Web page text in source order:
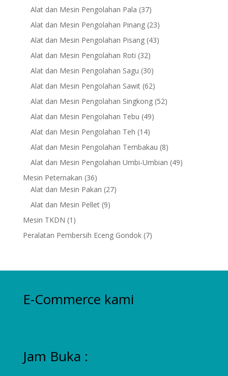
Alat dan Mesin Pengolahan Pala 3737
products
Alat dan Mesin Pengolahan Pinang 2323
products
Alat dan Mesin Pengolahan Pisang 4343
Alat dan Mesin Pengolahan Roti 3232
products
Alat dan Mesin Pengolahan Sagu 3030
products
Alat dan Mesin Pengolahan Sawit 6262
products
Alat dan Mesin Pengolahan Singkong 5252
Alat dan Mesin Pengolahan Tebu 4949
Alat dan Mesin Pengolahan Teh 1414
products
Alat dan Mesin Pengolahan Tembakau 88
products
Alat dan Mesin Pengolahan Umbi-Umbian 4949
Mesin Peternakan 3636
products
Alat dan Mesin Pakan 2727
Alat dan Mesin Pellet 99
Mesin TKDN 1 1
product
Peralatan Pembersih Eceng Gondok 77
E-Commerce kami
Jam Buka :